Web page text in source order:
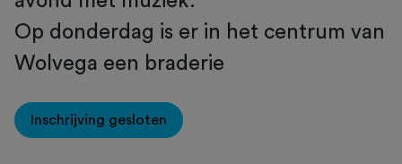
Op donderdag is er in het centrum van
Wolvega een braderie
Inschrijving gesloten